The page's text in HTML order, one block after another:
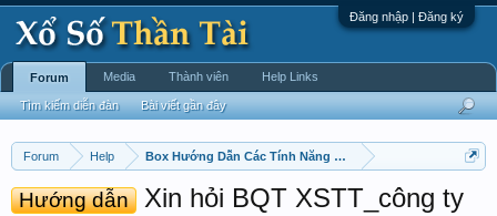
Đăng nhập | Đăng ký
Forum Help Box Hướng Dẫn Các Tính Năng Diễn Dàn
Hướng dẫn
Xin hỏi BQT XSTT_công ty
Forum
Tìm kiếm diễn đàn Bài viết gần đây
Media Thành viên Help Links